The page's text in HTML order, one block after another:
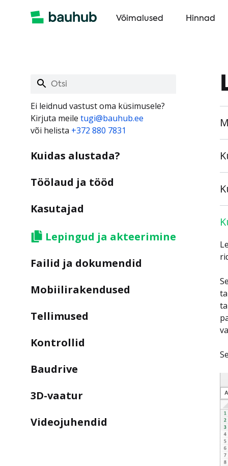
Võimalused Hinnad
Ei leidnud vastust oma küsimusele?
Kirjuta meile tugi@bauhub.ee
või helista +372 880 7831
Kuidas alustada?
Töölaud ja tööd
Kasutajad
Lepingud ja akteerimine
Failid ja dokumendid
Mobiilirakendused
Tellimused
Kontrollid
Baudrive
3D-vaatur
Videojuhendid